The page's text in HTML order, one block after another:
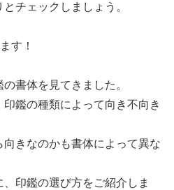
チェックしましょう。
す！
書体を見てきました。
鑑の種類によって向き不向き
向きなのかも書体によって異な
印鑑の選び方をご紹介しま